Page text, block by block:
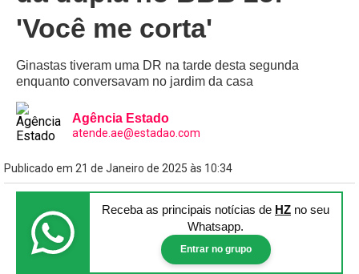
'Você me corta'
Ginastas tiveram uma DR na tarde desta segunda
enquanto conversavam no jardim da casa
Agência Estado
atende.ae@estadao.com
Publicado em 21 de Janeiro de 2025 às 10:34
Receba as principais notícias de HZ no seu
Whatsapp.
Entrar no grupo